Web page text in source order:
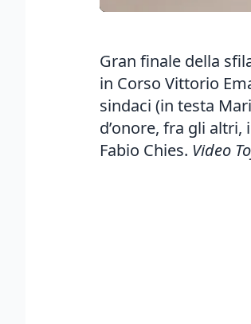
Gran finale della
in Corso Vittorio
sindaci (in testa
d’onore, fra gli altri,
Fabio Chies. Video